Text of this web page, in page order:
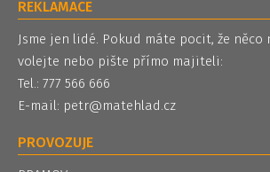
REKLAMACE
Jsme jen lidé. Pokud máte pocit, že něco
volejte nebo pište přímo majiteli:
Tel.: 777 566 666
E-mail: petr@matehlad.cz
PROVOZUJE